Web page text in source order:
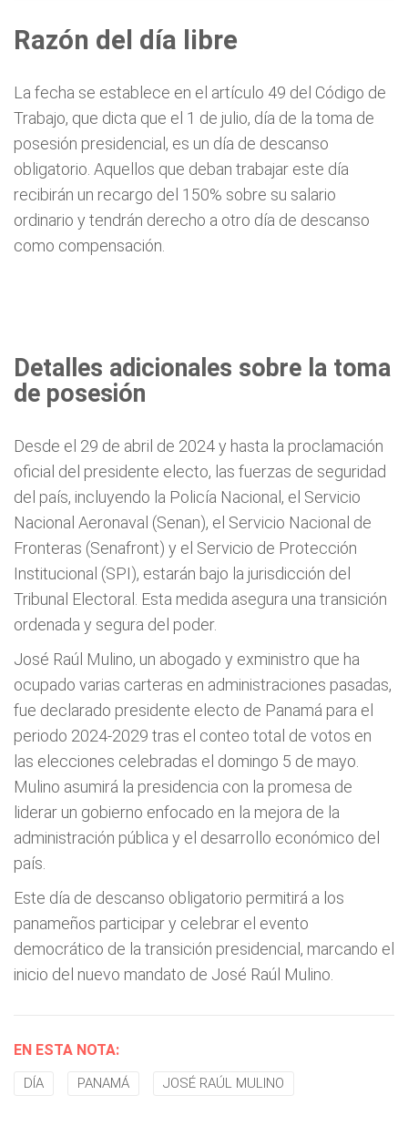
Razón del día libre
La fecha se establece en el artículo 49 del Código de
Trabajo, que dicta que el 1 de julio, día de la toma de
posesión presidencial, es un día de descanso
obligatorio. Aquellos que deban trabajar este día
recibirán un recargo del 150% sobre su salario
ordinario y tendrán derecho a otro día de descanso
como compensación.
Detalles adicionales sobre la toma
de posesión
Desde el 29 de abril de 2024 y hasta la proclamación
oficial del presidente electo, las fuerzas de seguridad
del país, incluyendo la Policía Nacional, el Servicio
Nacional Aeronaval (Senan), el Servicio Nacional de
Fronteras (Senafront) y el Servicio de Protección
Institucional (SPI), estarán bajo la jurisdicción del
Tribunal Electoral. Esta medida asegura una transición
ordenada y segura del poder.
José Raúl Mulino, un abogado y exministro que ha
ocupado varias carteras en administraciones pasadas,
fue declarado presidente electo de Panamá para el
periodo 2024-2029 tras el conteo total de votos en
las elecciones celebradas el domingo 5 de mayo.
Mulino asumirá la presidencia con la promesa de
liderar un gobierno enfocado en la mejora de la
administración pública y el desarrollo económico del
país.
Este día de descanso obligatorio permitirá a los
panameños participar y celebrar el evento
democrático de la transición presidencial, marcando el
inicio del nuevo mandato de José Raúl Mulino.
EN ESTA NOTA:
DÍA PANAMÁ JOSÉ RAÚL MULINO